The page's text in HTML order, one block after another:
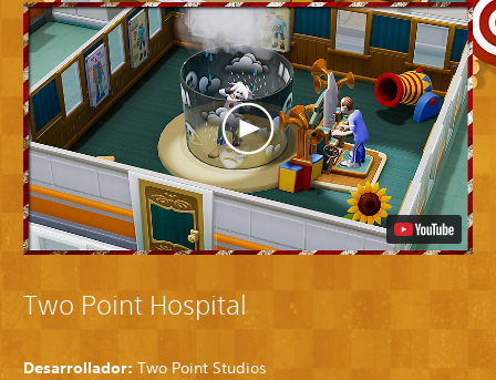
Two Point Hospital
Desarrollador: Two Point Studios